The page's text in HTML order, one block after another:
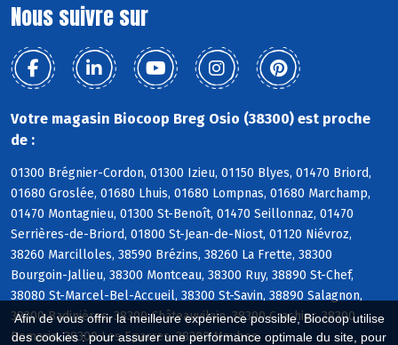
Afin de vous offrir la meilleure expérience possible, Biocoop utilise
des cookies : pour assurer une performance optimale du site, pour
Nous suivre sur
Votre magasin Biocoop Breg Osio (38300) est proche
de :
01300 Brégnier-Cordon, 01300 Izieu, 01150 Blyes, 01470 Briord,
01680 Groslée, 01680 Lhuis, 01680 Lompnas, 01680 Marchamp,
01470 Montagnieu, 01300 St-Benoît, 01470 Seillonnaz, 01470
Serrières-de-Briord, 01800 St-Jean-de-Niost, 01120 Niévroz,
38260 Marcilloles, 38590 Brézins, 38260 La Frette, 38300
Bourgoin-Jallieu, 38300 Montceau, 38300 Ruy, 38890 St-Chef,
38080 St-Marcel-Bel-Accueil, 38300 St-Savin, 38890 Salagnon,
38300 Badinières, 38300 Châteauvilain, 38300 Crachier, 38300
Domarin, 38300 Les Eparres, 38300 Maubec